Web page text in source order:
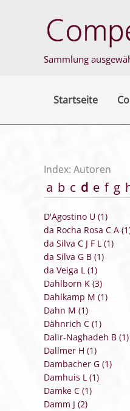
Sammlung
Startseite
Index: Autoren
a b c d e f g
D'Agostino U (1)
da Rocha Rosa C A
da Silva C J F L (1)
da Silva G B (1)
da Veiga L (1)
Dahlborn K (3)
Dahlkamp M (1)
Dahn M (1)
Dähnrich C (1)
Dalir-Naghadeh B (1)
Dallmer H (1)
Dambacher G (1)
Damhuis L (1)
Damke C (1)
Damm J (2)